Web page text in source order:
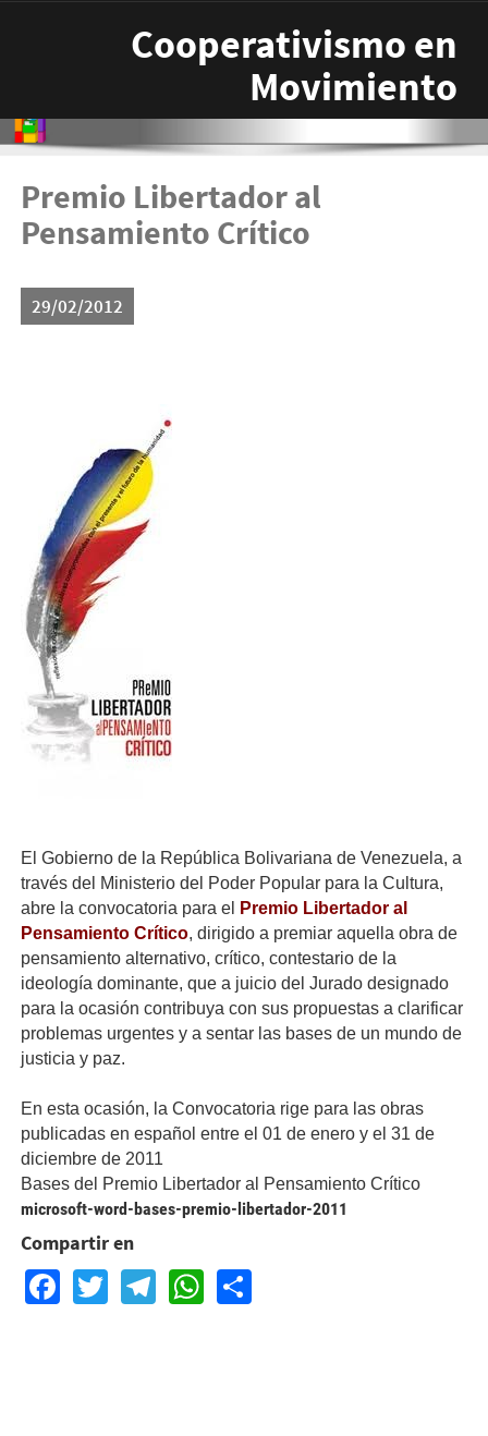
Cooperativismo en
Movimiento
Premio Libertador al
Pensamiento Crítico
29/02/2012
libertador.jpg
El Gobierno de la República Bolivariana de Venezuela, a
través del Ministerio del Poder Popular para la Cultura,
abre la convocatoria para el
Premio Libertador al
Pensamiento Crítico, dirigido a premiar aquella obra de
pensamiento alternativo, crítico, contestario de la
ideología dominante, que a juicio del Jurado designado
para la ocasión contribuya con sus propuestas a clarificar
problemas urgentes y a sentar las bases de un mundo de
justicia y paz.
En esta ocasión, la Convocatoria rige para las obras
publicadas en español entre el 01 de enero y el 31 de
diciembre de 2011
Bases del Premio Libertador al Pensamiento Crítico
microsoft-word-bases-premio-libertador-2011
Compartir en
Facebook
TwitterTelegram
WhatsApp
Share